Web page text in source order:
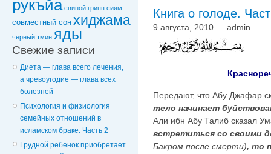
рукъйа свиной грипп сиям
совместный сон хиджама
черный тмин яды
Свежие записи
Диета — глава всего лечения,
а чревоугодие — глава всех
болезней
Психология и физиология
семейных отношений в
исламском браке. Часть 2
Грудной ребенок приобретает
Книга о голоде.
9 августа, 2010 — admin
Передают, что Абу Джафар
тело начинает
Али ибн Абу Талиб сказал
встретиться со своими
Бакром после смерти), то